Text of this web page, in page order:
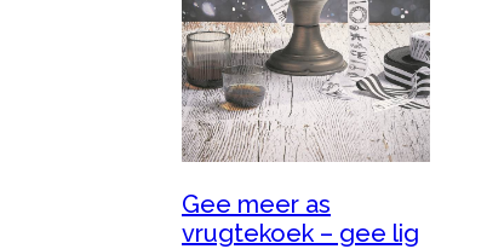
Gee meer as
vrugtekoek – gee lig